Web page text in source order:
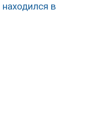
находился в